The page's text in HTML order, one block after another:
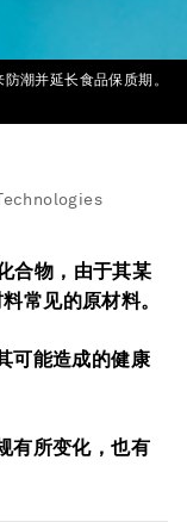
潮并延长食品保质期。
合物，由于其某
常见的原材料。
可能造成的健康
有所变化，也有